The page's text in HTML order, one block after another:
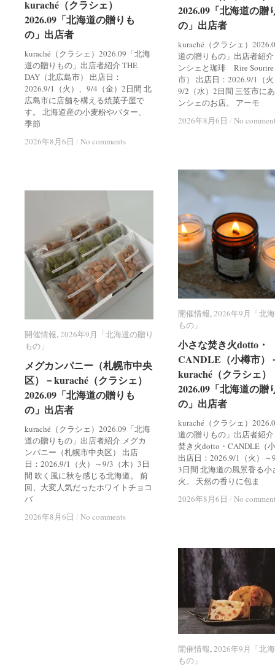
kuraché（クラシェ）
2026.09「北海道の贈りも
の」出店者
kuraché（クラシェ）2026.09「北海
道の贈りもの」出店者紹介 THE
DAY（北広島市） 出店日：
2026.9/1（火）、9/4（金）2日間 北
広島市に店舗を構える焼菓子屋で
す。 北海道産の小麦粉やバター、
季節
2026年8月6日 / No comments
kuraché（クラシェ）
2026.09「北海道の贈りも
の」出店者
2026年8月6日 / No comments
2026.09「北海道の贈
の」出店者
kuraché（クラシェ）
道の贈りもの」出店者紹
ンシェと珈琲 Rire
市） 出店日：2026.9/1（
9/2（水）2日間 三笠市に
ンシェのお店。 アーモ
2026年8月6日 / No
2026.09「北海道の贈
の」出店者
2026年8月6日 / No
開催情報,2026年9月「北
もの」
小さな焚き火dotto・
CANDLE（小樽市）
kuraché（クラシェ）
2026.09「北海道の贈
の」出店者
kuraché（クラシェ）
道の贈りもの」出店者紹
焚き火dotto・CANDLE（
出店日：2026.9/1（火）～
3日間 北海道の風景香る小
火。 天然の香りに包ま
2026年8月6日 / No
開催情報 2026年9月「北
もの」
小さな焚き火dotto・
CANDLE（小樽市）
kuraché（クラシェ）
2026.09「北海道の贈
の」出店者
2026年8月6日 / No
開催情報,2026年9月「北海道の贈り
もの」
メグカンパニー（札幌市中央
区）－kuraché（クラシェ）
2026.09「北海道の贈りも
の」出店者
kuraché（クラシェ）2026.09「北海
道の贈りもの」出店者紹介 メグカ
ンパニー（札幌市中央区） 出店
日：2026.9/1（火）～9/3（木）3日
間 吹く風に秋を感じる北海道。 前
回、大変人気だったホワイトチョコ
バ
2026年8月6日 / No comments
開催情報 2026年9月「北海道の贈り
もの」
メグカンパニー（札幌市中央
区）－kuraché（クラシェ）
2026.09「北海道の贈りも
の」出店者
2026年8月6日 / No comments
開催情報,2026年9月「北
もの」
開催情報 2026年9月「北
もの」